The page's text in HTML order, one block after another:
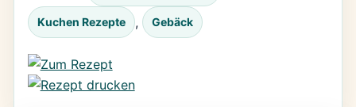
Kuchen Rezepte , Gebäck